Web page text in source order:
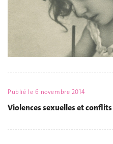
Publié le 6 novembre 2014
Violences sexuelles et